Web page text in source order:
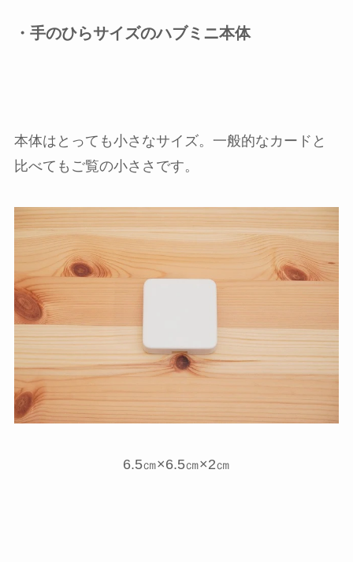
・手のひらサイズのハブミニ本体
本体はとっても小さなサイズ。一般的なカードと
比べてもご覧の小ささです。
6.5㎝×6.5㎝×2㎝